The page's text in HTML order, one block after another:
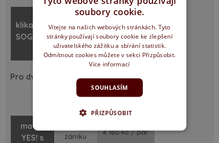
klika x-
SOGUT
2 490 Kč
PZ 2 490 Kč
WC 3 230 Kč
Pro dveře SLIM bezfalcové, reverzní
matný nikl
madlo
YES! s
zámku
4 160 Kč / pár
soubory cookie.
Vítejte na našich webových stránkách. Tyto
stránky používají soubory cookie ke zlepšení
uživatelského zážitku a sbírání statistik.
Odmítnout cookies můžete v sekci Přizpůsobit.
Více informací
SOUHLASÍM
PŘIZPŮSOBIT